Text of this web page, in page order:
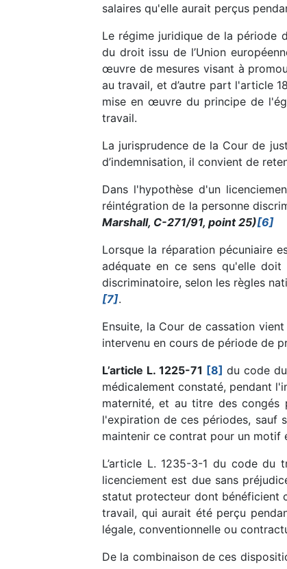
salaires qu'elle aurait perçus
Le régime juridique de la période
du droit issu de l’Union
œuvre de mesures visant à
au travail, et d’autre part l'article
mise en œuvre du principe de
travail.
La jurisprudence de la Cour de
d’indemnisation, il convient de
Dans l'hypothèse d'un
réintégration de la personne
Marshall, C-271/91, point 25)[6]
Lorsque la réparation pécuniaire
adéquate en ce sens qu'elle
discriminatoire, selon les règles
[7].
Ensuite, la Cour de cassation
intervenu en cours de période de
L’article L. 1225-71 [8] du code
médicalement constaté, pendant
maternité, et au titre des congés
l'expiration de ces périodes, sauf
maintenir ce contrat pour un motif
L’article L. 1235-3-1 du code du
licenciement est due sans
statut protecteur dont bénéficient
travail, qui aurait été perçu
légale, conventionnelle ou
De la combinaison de ces